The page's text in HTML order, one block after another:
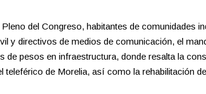
Pleno del Congreso, habitantes de comunidades
y directivos de medios de comunicación, el
de pesos en infraestructura, donde resalta la
teleférico de Morelia, así como la rehabilitación